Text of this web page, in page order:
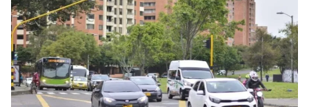
TEXANS
COLTS
JAGUARS
HEAT
MAGIC
WIZARDS